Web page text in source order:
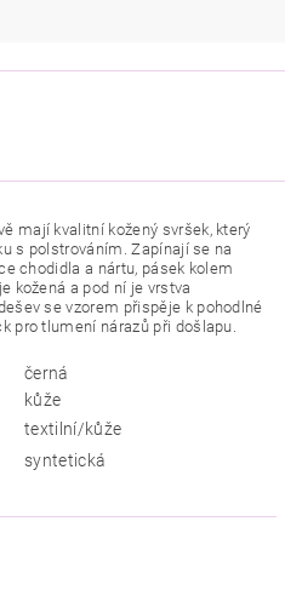
mají kvalitní kožený svršek, který
s polstrováním. Zapínají se na
chodidla a nártu, pásek kolem
kožená a pod ní je vrstva
se vzorem přispěje k pohodlné
pro tlumení nárazů při došlapu.
černá
kůže
textilní/kůže
syntetická